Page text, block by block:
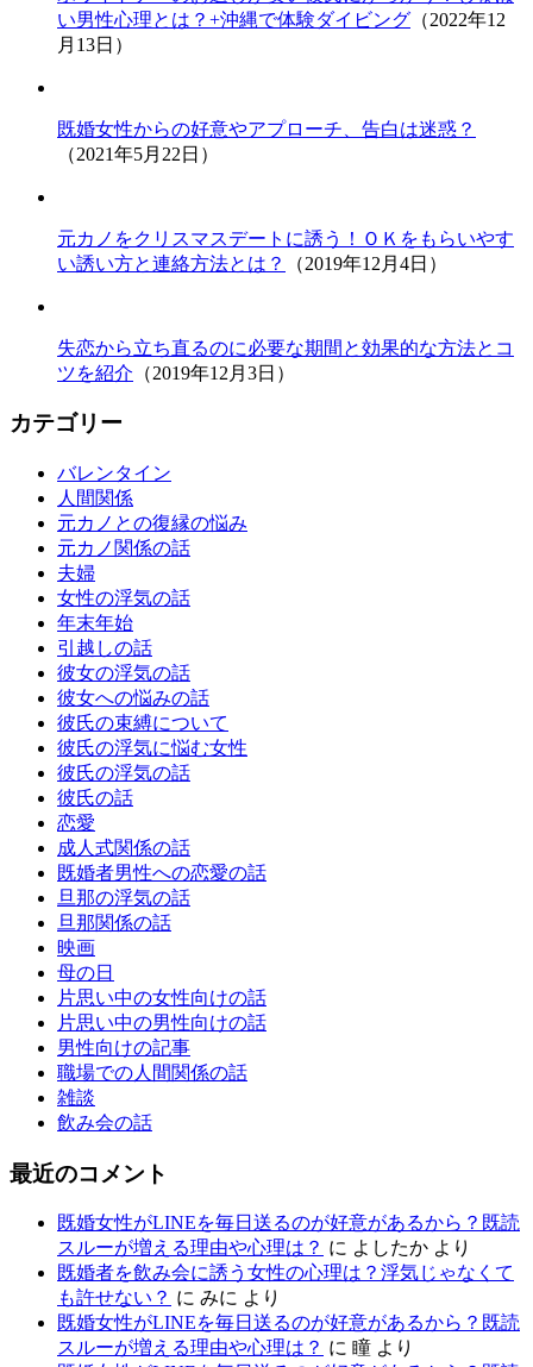
い男性心理とは？+沖縄で体験ダイビング （2022年12
月13日）
既婚女性からの好意やアプローチ、告白は迷惑？
（2021年5月22日）
元カノをクリスマスデートに誘う！ＯＫをもらいやす
い誘い方と連絡方法とは？
（2019年12月4日）
失恋から立ち直るのに必要な期間と効果的な方法とコ
ツを紹介 （2019年12月3日）
カテゴリー
バレンタイン
人間関係
元カノとの復縁の悩み
元カノ関係の話
夫婦
女性の浮気の話
年末年始
引越しの話
彼女の浮気の話
彼女への悩みの話
彼氏の束縛について
彼氏の浮気に悩む女性
彼氏の浮気の話
彼氏の話
恋愛
成人式関係の話
既婚者男性への恋愛の話
旦那の浮気の話
旦那関係の話
映画
母の日
片思い中の女性向けの話
片思い中の男性向けの話
男性向けの記事
職場での人間関係の話
雑談
飲み会の話
最近のコメント
既婚女性がLINEを毎日送るのが好意があるから？既読
スルーが増える理由や心理は？ に よしたか より
既婚者を飲み会に誘う女性の心理は？浮気じゃなくて
も許せない？ に みに より
既婚女性がLINEを毎日送るのが好意があるから？既読
スルーが増える理由や心理は？ に 瞳 より